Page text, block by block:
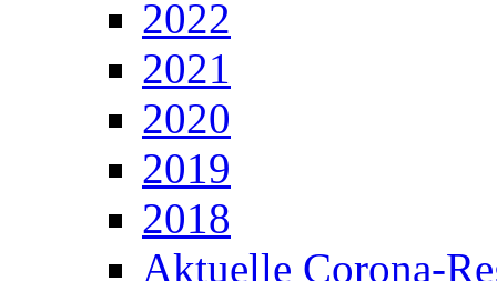
2022
2021
2020
2019
2018
Aktuelle Corona-